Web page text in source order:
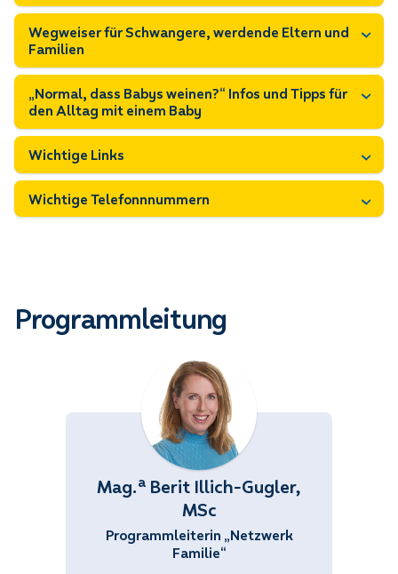
Wegweiser für Schwangere, werdende Eltern und
Familien
„Normal, dass Babys weinen?“ Infos und Tipps für
den Alltag mit einem Baby
Wichtige Links
Wichtige Telefonnnummern
Programmleitung
Mag.a Berit Illich-Gugler,
MSc
Programmleiterin „Netzwerk
Familie“